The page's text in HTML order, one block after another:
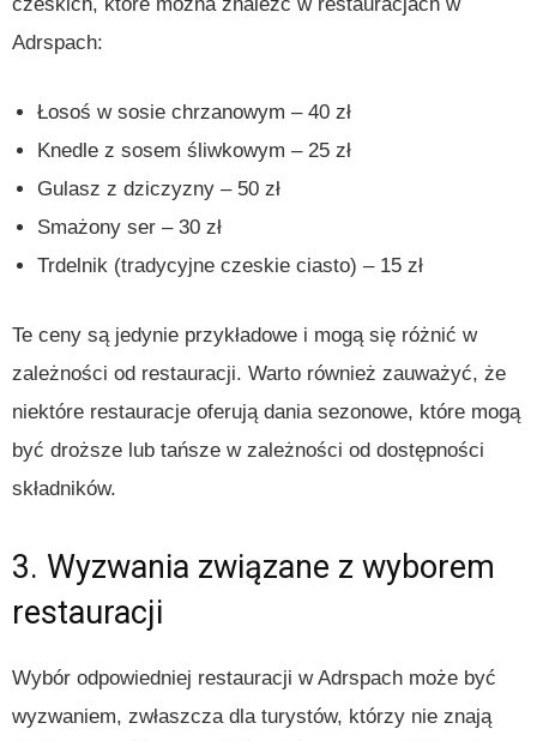
Adrspach:
Łosoś w sosie chrzanowym – 40 zł
Knedle z sosem śliwkowym – 25 zł
Gulasz z dziczyzny – 50 zł
Smażony ser – 30 zł
Trdelnik (tradycyjne czeskie ciasto) – 15 zł
Te ceny są jedynie przykładowe i mogą się różnić w
zależności od restauracji. Warto również zauważyć, że
niektóre restauracje oferują dania sezonowe, które mogą
być droższe lub tańsze w zależności od dostępności
składników.
3. Wyzwania związane z wyborem
restauracji
Wybór odpowiedniej restauracji w Adrspach może być
wyzwaniem, zwłaszcza dla turystów, którzy nie znają